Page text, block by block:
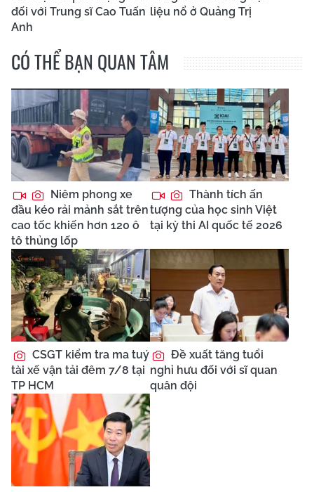
đối với Trung sĩ Cao Tuấn
Anh
liệu nổ ở Quảng Trị
CÓ THỂ BẠN QUAN TÂM
Niêm phong xe
đầu kéo rải mảnh sắt trên
cao tốc khiến hơn 120 ô
tô thủng lốp
Thành tích ấn
tượng của học sinh Việt
tại kỳ thi AI quốc tế 2026
CSGT kiểm tra ma tuý
tài xế vận tải đêm 7/8 tại
TP HCM
Đề xuất tăng tuổi
nghỉ hưu đối với sĩ quan
quân đội